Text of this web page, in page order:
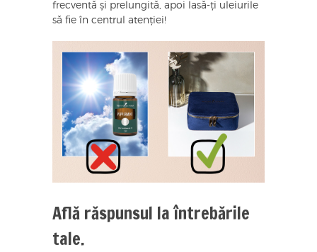
frecventă și prelungită, apoi lasă-ți uleiurile
să fie în centrul atenției!
Află răspunsul la întrebările
tale.